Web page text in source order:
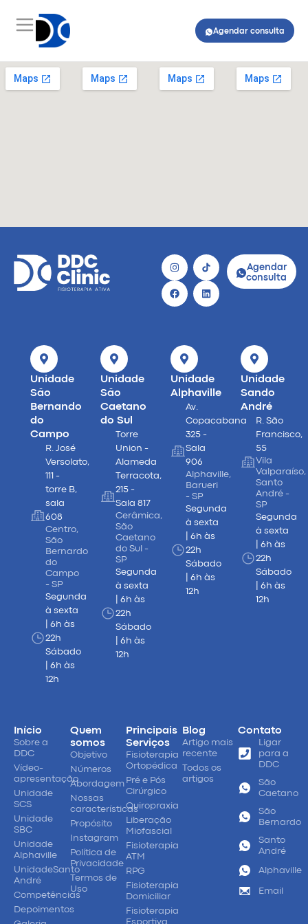
Agendar consulta
Agendar
consulta
Unidade
São
Bernando
do
Campo
R. José
Versolato,
111 -
torre B,
sala
608
Centro,
São
Bernardo
do
Campo
- SP
Segunda
à sexta
| 6h às
22h
Sábado
| 6h às
12h
Unidade
São
Caetano
do Sul
Torre
Union -
Alameda
Terracota,
215 -
Sala 817
Cerâmica,
São
Caetano
do Sul -
SP
Segunda
à sexta
| 6h às
22h
Sábado
| 6h às
12h
Unidade
Alphaville
Av.
Copacabana
325 -
Sala
906
Alphaville,
Barueri
- SP
Segunda
à sexta
| 6h às
22h
Sábado
| 6h às
12h
Unidade
Sando
André
R. São
Francisco,
55
Vila
Valparaíso,
Santo
André -
SP
Segunda
à sexta
| 6h às
22h
Sábado
| 6h às
12h
Início
Sobre a
DDC
Vídeo-
apresentação
Unidade
SCS
Unidade
SBC
Unidade
Alphaville
UnidadeSanto
André
Competências
Depoimentos
Quem
somos
Objetivo
Números
Abordagem
Nossas
características
Propósito
Instagram
Política de
Privacidade
Termos de
Uso
Principais
Serviços
Fisioterapia
Ortopédica
Pré e Pós
Cirúrgico
Quiropraxia
Liberação
Miofascial
Fisioterapia
ATM
RPG
Fisioterapia
Domiciliar
Fisioterapia
Esportiva
Blog
Artigo mais
recente
Todos os
artigos
Contato
Ligar
para a
DDC
São
Caetano
São
Bernardo
Santo
André
Alphaville
Email